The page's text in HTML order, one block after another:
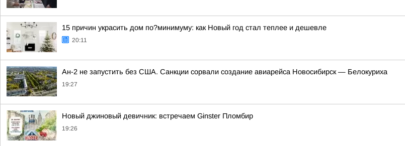
15 причин украсить дом по?минимуму: как Новый год стал теплее и дешевле
20:11
Ан-2 не запустить без США. Санкции сорвали создание авиарейса Новосибирск — Белокуриха
19:27
Новый джиновый девичник: встречаем Ginster Пломбир
19:26